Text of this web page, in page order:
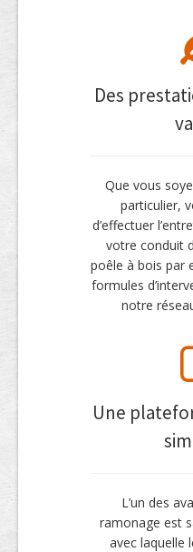
Des
Que vous
particulier,
d’effectuer
votre conduit
poêle à bois par
formules
notre
Une
L’un des
ramonage est
avec laquelle